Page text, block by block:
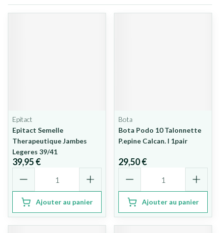
Epitact
Epitact Semelle
Therapeutique Jambes
Legeres 39/41
39,95 €
Ajouter au panier
Bota
Bota Podo 10 Talonnette
P.epine Calcan. l 1pair
29,50 €
Ajouter au panier